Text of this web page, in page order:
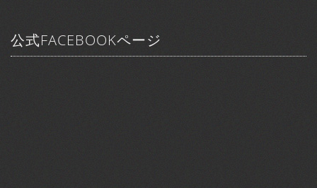
公式FACEBOOKページ